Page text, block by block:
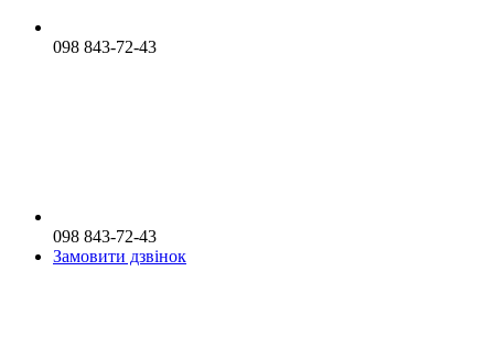
098 843-72-43
098 843-72-43
Замовити дзвінок